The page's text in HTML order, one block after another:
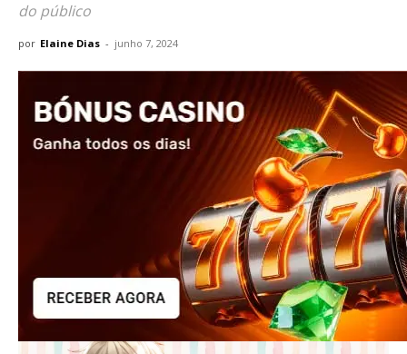
do público
por Elaine Dias - junho 7, 2024